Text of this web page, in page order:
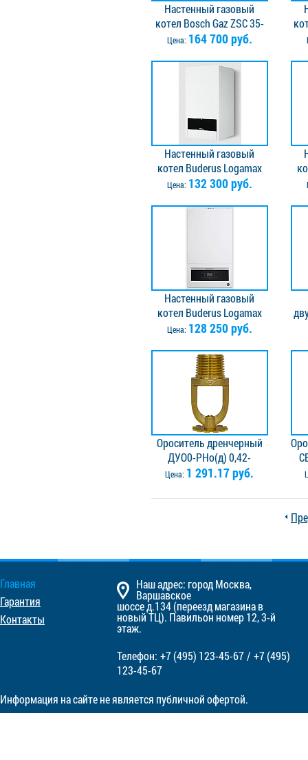
Настенный газовый
котел Bosch Gaz ZSC 35-
3MFA, одноконтурный
Цена: 164 700 руб.
Настенный газовый
котел Buderus Logamax
U052-28, мощность 28
сгорания
Цена: 132 300 руб.
Настенный газовый
котел Buderus Logamax
U072-35K, с
воды
Цена: 128 250 руб.
Ороситель дренчерный
ДУО0-РНо(д) 0,42-
R1/2.B2-"Аква-Гефест"
Цена: 1 291.17 руб.
Главная
Гарантия
Контакты
Наш адрес: город Москва,
Варшавское
шоссе д.134 (переезд магазина в
новый ТЦ). Павильон номер 12, 3-й
этаж.
Телефон: +7 (495) 123-45-67/ +7 (495)
123-45-67
Информация на сайте не является публичной офертой.